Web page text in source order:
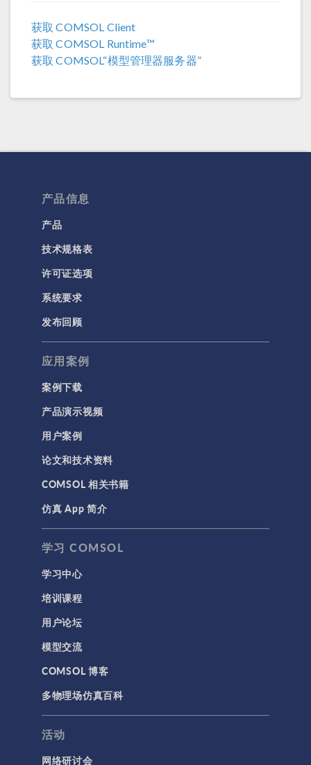
COMSOL 5.3a
获取 COMSOL Client
获取 COMSOL Runtime™
获取 COMSOL“模型管理器服务器”
产品信息
产品
技术规格表
许可证选项
系统要求
发布回顾
应用案例
案例下载
产品演示视频
用户案例
论文和技术资料
COMSOL 相关书籍
仿真 App 简介
学习 COMSOL
学习中心
培训课程
用户论坛
模型交流
COMSOL 博客
多物理场仿真百科
活动
网络研讨会